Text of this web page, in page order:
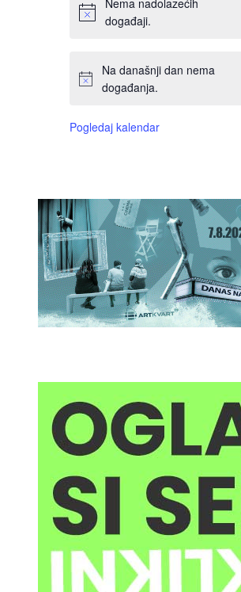
Nema nadolazećih
događaji.
Na današnji dan nema
događanja.
Pogledaj kalendar